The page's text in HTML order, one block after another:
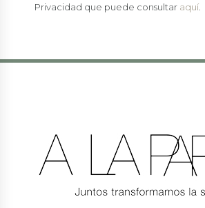
Privacidad que puede consultar aquí